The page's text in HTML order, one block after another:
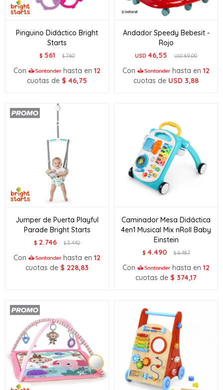
Pinguino Didáctico Bright
Starts
$ 561 $760
Con hasta en 12
cuotas de $ 46,75
Andador Speedy Bebesit -
Rojo
USD 46,55 USD69,00
Con hasta en 12
cuotas de USD 3,88
Jumper de Puerta Playful
Parade Bright Starts
$ 2.746 $3.440
Con hasta en 12
cuotas de $ 228,83
Caminador Mesa Didáctica
4en1 Musical Mix nRoll Baby
Einstein
$ 4.490 $6.487
Con hasta en 12
cuotas de $ 374,17